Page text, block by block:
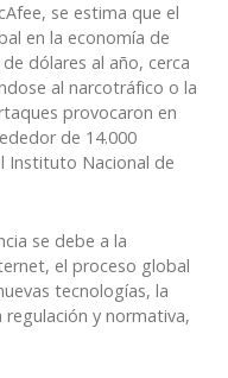
se estima que el
en la economía de
dólares al año, cerca
al narcotráfico o la
provocaron en
de 14.000
Instituto Nacional de
se debe a la
el proceso global
tecnologías, la
regulación y normativa,